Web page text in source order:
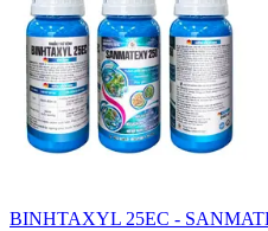
BINHTAXYL 25EC -